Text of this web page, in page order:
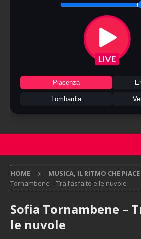
Piacenza
Lombardia
HOME MUSICA, IL RITMO CHE PIACE
Tornambene – Tra l’asfalto e le nuvole
Sofia Tornambene –
le nuvole